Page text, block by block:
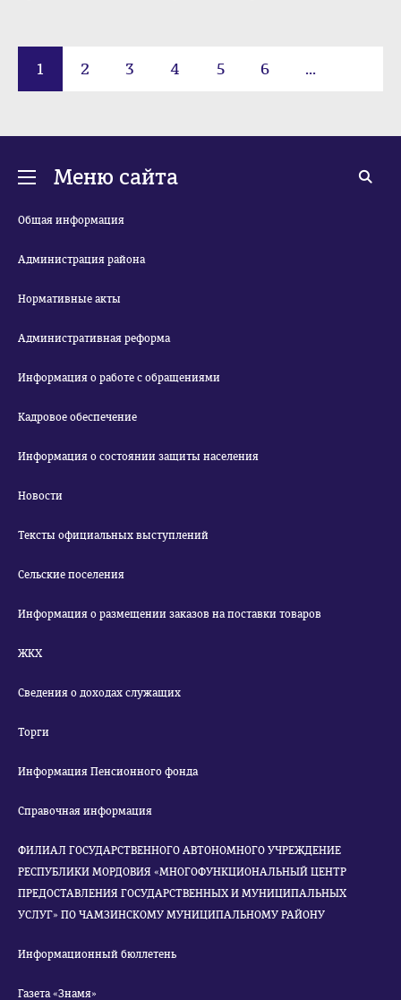
1 2 3 4 5 6 ...
Меню сайта
Общая информация
Администрация района
Нормативные акты
Административная реформа
Информация о работе с обращениями
Кадровое обеспечение
Информация о состоянии защиты населения
Новости
Тексты официальных выступлений
Сельские поселения
Информация о размещении заказов на поставки товаров
ЖКХ
Сведения о доходах служащих
Торги
Информация Пенсионного фонда
Справочная информация
ФИЛИАЛ ГОСУДАРСТВЕННОГО АВТОНОМНОГО УЧРЕЖДЕНИЕ
РЕСПУБЛИКИ МОРДОВИЯ «МНОГОФУНКЦИОНАЛЬНЫЙ ЦЕНТР
ПРЕДОСТАВЛЕНИЯ ГОСУДАРСТВЕННЫХ И МУНИЦИПАЛЬНЫХ
УСЛУГ» ПО ЧАМЗИНСКОМУ МУНИЦИПАЛЬНОМУ РАЙОНУ
Информационный бюллетень
Газета «Знамя»